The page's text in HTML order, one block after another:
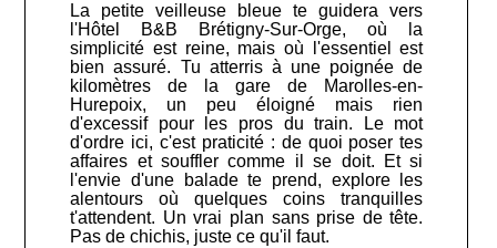
La petite veilleuse bleue te guidera vers
l'Hôtel B&B Brétigny-Sur-Orge, où la
simplicité est reine, mais où l'essentiel est
bien assuré. Tu atterris à une poignée de
kilomètres de la gare de Marolles-en-
Hurepoix, un peu éloigné mais rien
d'excessif pour les pros du train. Le mot
d'ordre ici, c'est praticité : de quoi poser tes
affaires et souffler comme il se doit. Et si
l'envie d'une balade te prend, explore les
alentours où quelques coins tranquilles
t'attendent. Un vrai plan sans prise de tête.
Pas de chichis, juste ce qu'il faut.